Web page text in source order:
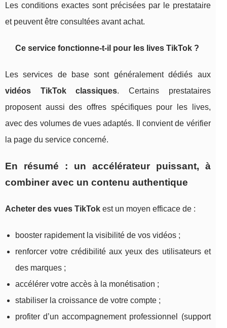
Les conditions exactes sont précisées par le prestataire
et peuvent être consultées avant achat.
Ce service fonctionne-t-il pour les lives TikTok ?
Les services de base sont généralement dédiés aux
vidéos TikTok classiques. Certains prestataires
proposent aussi des offres spécifiques pour les lives,
avec des volumes de vues adaptés. Il convient de vérifier
la page du service concerné.
En résumé : un accélérateur puissant, à
combiner avec un contenu authentique
Acheter des vues TikTok est un moyen efficace de :
booster rapidement la visibilité de vos vidéos ;
renforcer votre crédibilité aux yeux des utilisateurs et
des marques ;
accélérer votre accès à la monétisation ;
stabiliser la croissance de votre compte ;
profiter d’un accompagnement professionnel (support